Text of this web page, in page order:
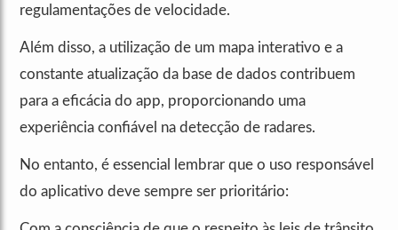
regulamentações de velocidade.
Além disso, a utilização de um mapa interativo e a
constante atualização da base de dados contribuem
para a eficácia do app, proporcionando uma
experiência confiável na detecção de radares.
No entanto, é essencial lembrar que o uso responsável
do aplicativo deve sempre ser prioritário: